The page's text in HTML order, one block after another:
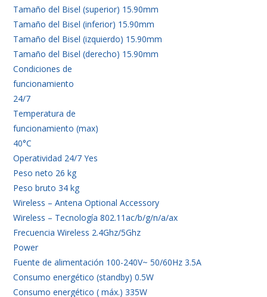
Tamaño del Bisel (superior) 15.90mm
Tamaño del Bisel (inferior) 15.90mm
Tamaño del Bisel (izquierdo) 15.90mm
Tamaño del Bisel (derecho) 15.90mm
Condiciones de
funcionamiento
24/7
Temperatura de
funcionamiento (max)
40°C
Operatividad 24/7 Yes
Peso neto 26 kg
Peso bruto 34 kg
Wireless – Antena Optional Accessory
Wireless – Tecnología 802.11ac/b/g/n/a/ax
Frecuencia Wireless 2.4Ghz/5Ghz
Power
Fuente de alimentación 100-240V~ 50/60Hz 3.5A
Consumo energético (standby) 0.5W
Consumo energético ( máx.) 335W